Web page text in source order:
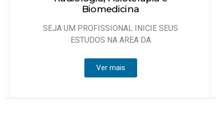
Objetivo: Habilitar técnicos de